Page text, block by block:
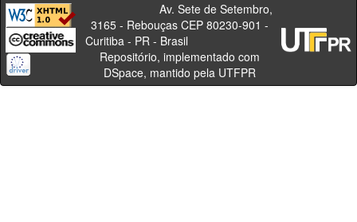
Av. Sete de Setembro,
3165 - Rebouças CEP 80230-901 -
Curitiba - PR - Brasil
Repositório, implementado com
DSpace, mantido pela UTFPR